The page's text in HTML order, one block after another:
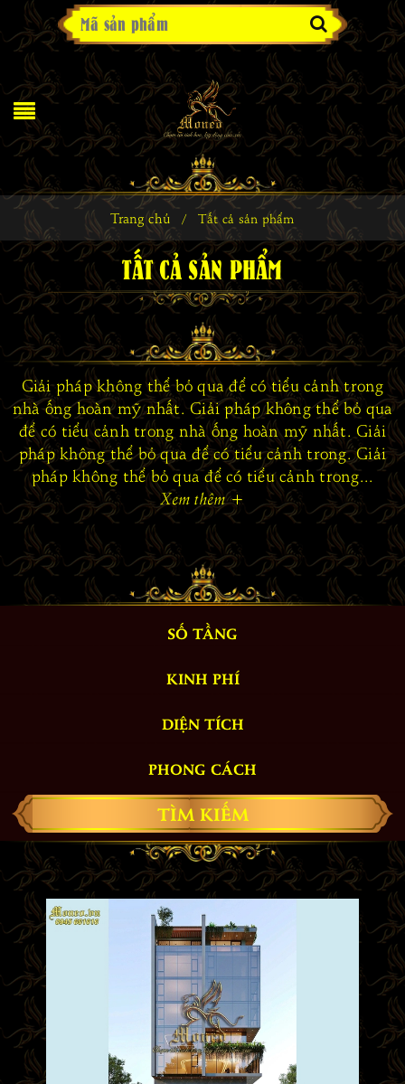
Trang chủ / Tất cả sản phẩm
TẤT CẢ SẢN PHẨM
Giải pháp không thể bỏ qua để có tiểu cảnh trong
nhà ống hoàn mỹ nhất. Giải pháp không thể bỏ qua
để có tiểu cảnh trong nhà ống hoàn mỹ nhất. Giải
pháp không thể bỏ qua để có tiểu cảnh trong. Giải
pháp không thể bỏ qua để có tiểu cảnh trong...
Xem thêm+
SỐ TẦNG
KINH PHÍ
DIỆN TÍCH
PHONG CÁCH
TÌM KIẾM